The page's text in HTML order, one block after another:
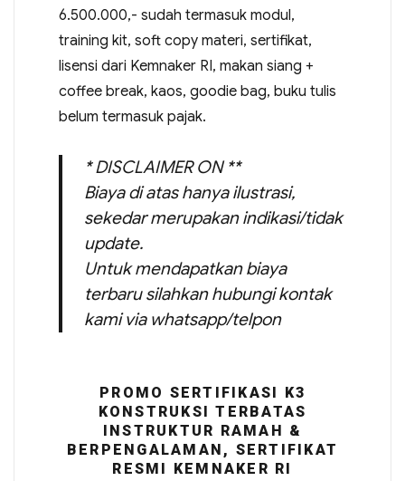
6.500.000,- sudah termasuk modul,
training kit, soft copy materi, sertifikat,
lisensi dari Kemnaker RI, makan siang +
coffee break, kaos, goodie bag, buku tulis
belum termasuk pajak.
* DISCLAIMER ON **
Biaya di atas hanya ilustrasi,
sekedar merupakan indikasi/tidak
update.
Untuk mendapatkan biaya
terbaru silahkan hubungi kontak
kami via whatsapp/telpon
PROMO SERTIFIKASI K3
KONSTRUKSI TERBATAS
INSTRUKTUR RAMAH &
BERPENGALAMAN, SERTIFIKAT
RESMI KEMNAKER RI